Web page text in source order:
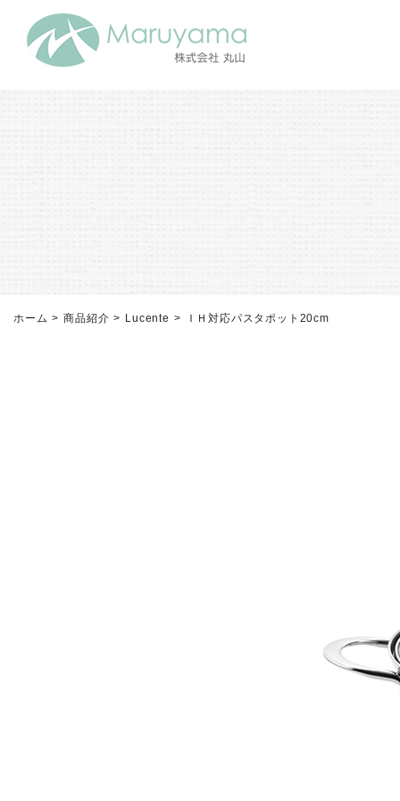
ホーム 商品紹介 Lucente ＩＨ対応パスタポット20cm